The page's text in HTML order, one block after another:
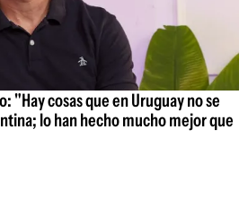
"Hay cosas que en Uruguay no se
lo han hecho mucho mejor que